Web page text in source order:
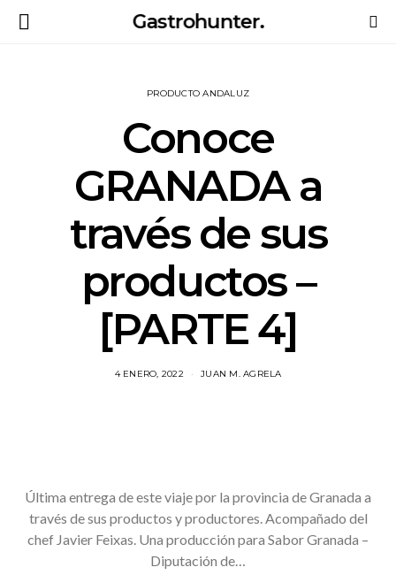
Gastrohunter.
PRODUCTO ANDALUZ
Conoce
GRANADA a
través de sus
productos –
[PARTE 4]
4 ENERO, 2022 JUAN M. AGRELA
Última entrega de este viaje por la provincia de Granada a
través de sus productos y productores. Acompañado del
chef Javier Feixas. Una producción para Sabor Granada –
Diputación de…